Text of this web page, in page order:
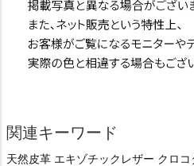
関連キーワード
天然皮革 エキゾチックレザー クロ